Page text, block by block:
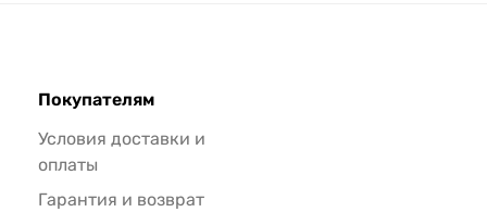
Покупателям
Условия доставки и
оплаты
Гарантия и возврат